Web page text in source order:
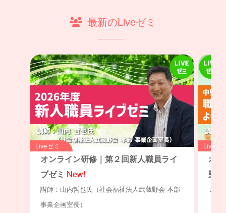
最新のLiveゼミ
Liveゼミ
オンライン研修｜第２回新人職員ライ
ブゼミ New!
講師：山内哲也氏（社会福祉法人武蔵野会 本部
事業企画室長）
Liveゼ
オ
堅
ミ